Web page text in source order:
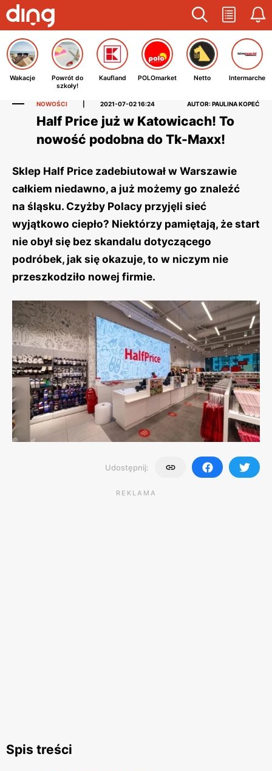
Wakacje
Powrót do
szkoły!
Kaufland POLOmarket Netto Intermarche
NOWOŚCI 2021-07-02 16:24 AUTOR: PAULINA KOPEĆ
Half Price już w Katowicach! To
nowość podobna do Tk-Maxx!
Sklep Half Price zadebiutował w Warszawie
całkiem niedawno, a już możemy go znaleźć
na śląsku. Czyżby Polacy przyjęli sieć
wyjątkowo ciepło? Niektórzy pamiętają, że start
nie obył się bez skandalu dotyczącego
podróbek, jak się okazuje, to w niczym nie
przeszkodziło nowej firmie.
Udostępnij:
REKLAMA
Spis treści